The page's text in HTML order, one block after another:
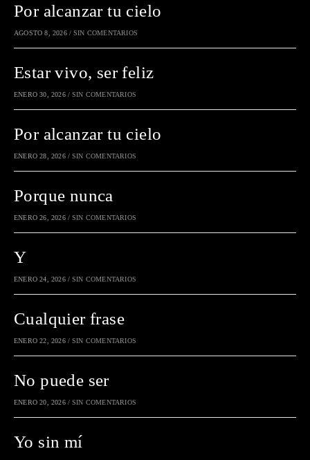
Por alcanzar tu cielo
AGOSTO 8, 2026 / SIN COMENTARIOS
Estar vivo, ser feliz
ENERO 30, 2026 / SIN COMENTARIOS
Por alcanzar tu cielo
ENERO 28, 2026 / SIN COMENTARIOS
Porque nunca
ENERO 26, 2026 / SIN COMENTARIOS
Y
ENERO 24, 2026 / SIN COMENTARIOS
Cualquier frase
ENERO 22, 2026 / SIN COMENTARIOS
No puede ser
ENERO 20, 2026 / SIN COMENTARIOS
Yo sin mí